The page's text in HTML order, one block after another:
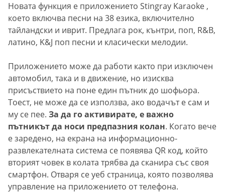
Новата функция е приложението Stingray Karaoke ,
което включва песни на 38 езика, включително
тайландски и иврит. Предлага рок, кънтри, поп, R&B,
латино, K&J поп песни и класически мелодии.
Приложението може да работи както при изключен
автомобил, така и в движение, но изисква
присъствието на поне един пътник до шофьора.
Тоест, не може да се използва, ако водачът е сам и
му се пее. За да го активирате, е важно
пътникът да носи предпазния колан. Когато вече
е заредено, на екрана на информационно-
развлекателната система се появява QR код, който
вторият човек в колата трябва да сканира със своя
смартфон. Отваря се уеб страница, която позволява
управление на приложението от телефона.